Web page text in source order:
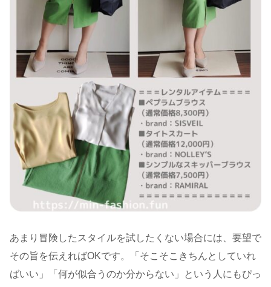
あまり冒険したスタイルを試したくない場合には、要望で
その旨を伝えればOKです。「そこそこきちんとしていれ
ばいい」「何が似合うのか分からない」という人にもぴっ